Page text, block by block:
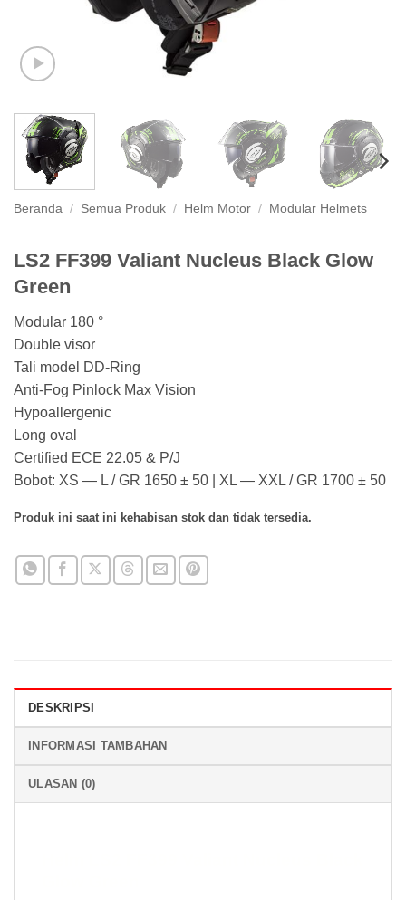
Beranda / Semua Produk / Helm Motor / Modular Helmets
LS2 FF399 Valiant Nucleus Black Glow
Green
Modular 180 °
Double visor
Tali model DD-Ring
Anti-Fog Pinlock Max Vision
Hypoallergenic
Long oval
Certified ECE 22.05 & P/J
Bobot: XS — L / GR 1650 ± 50 | XL — XXL / GR 1700 ± 50
Produk ini saat ini kehabisan stok dan tidak tersedia.
DESKRIPSI
INFORMASI TAMBAHAN
ULASAN (0)